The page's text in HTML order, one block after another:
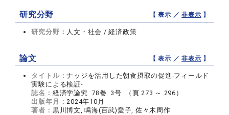
研究分野 【 表示 ／非表示 】
研究分野： 人文・社会 / 経済政策
論文 【 表示 ／非表示 】
タイトル：ナッジを活用した朝食摂取の促進-フィールド
実験による検証-
誌名： 経済学論究 78巻 3号 （頁 273 ～ 296）
出版年月：2024年10月
著者： 黒川博文, 鳴海(百武)愛子, 佐々木周作